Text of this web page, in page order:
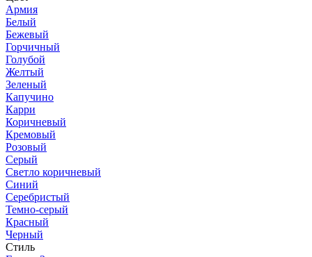
Армия
Белый
Бежевый
Горчичный
Голубой
Желтый
Зеленый
Капучино
Карри
Коричневый
Кремовый
Розовый
Серый
Светло коричневый
Синий
Серебристый
Темно-серый
Красный
Черный
Стиль